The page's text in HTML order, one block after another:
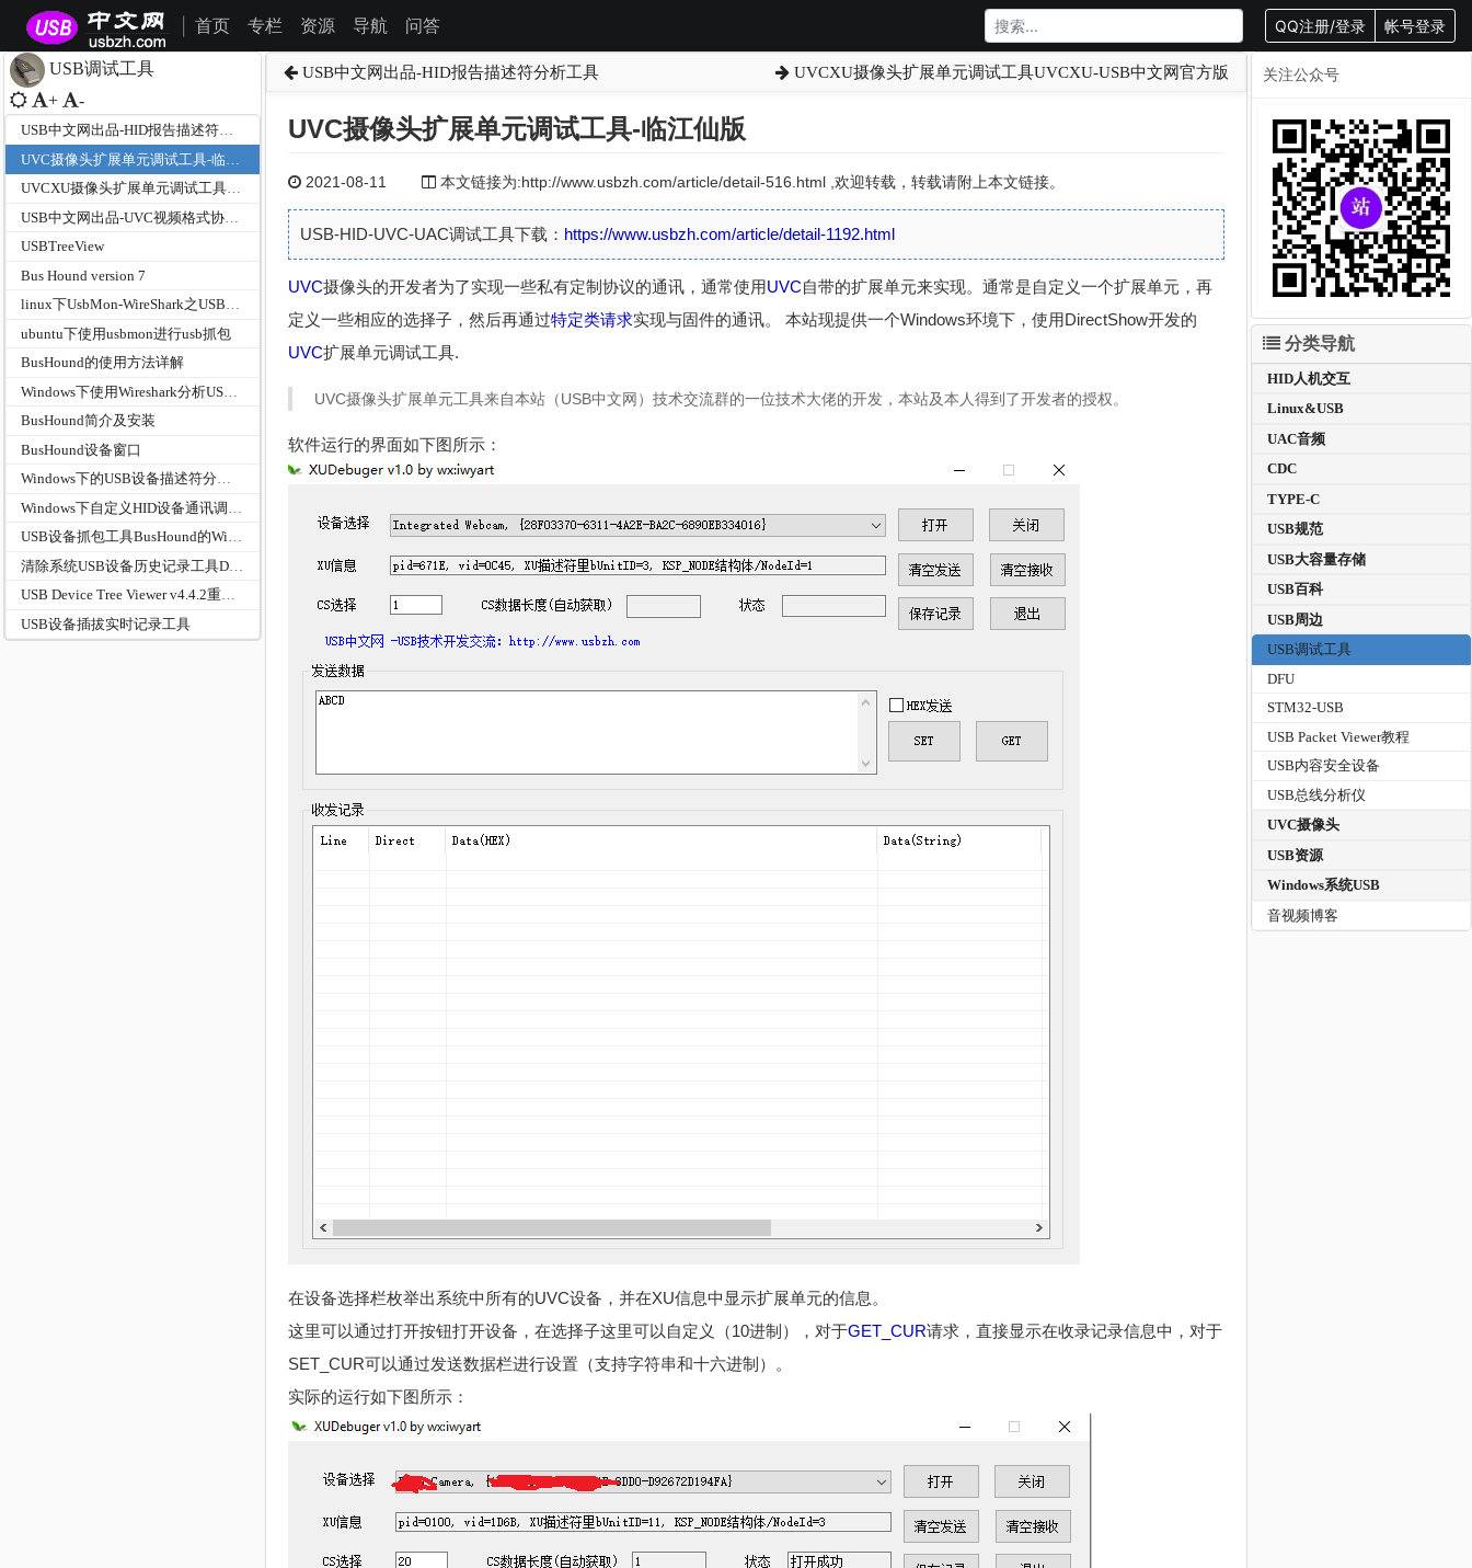
首页 专栏 资源 导航 问答 QQ注册/登录 帐号登录
USB调试工具
+ -
USB中文网出品-HID报告描述符分析工具
UVCXU摄像头扩展单元调试工具UVCXU-USB中文网官方版
USBTreeView
Bus Hound version 7
linux下UsbMon-WireShark之USB协议抓取分析
ubuntu下使用usbmon进行usb抓包
BusHound的使用方法详解
BusHound简介及安装
BusHound设备窗口
Windows下的USB设备描述符分析工具-UsbTreeView
USB设备抓包工具BusHound的Windows驱动抓包
USB Device Tree Viewer v4.4.2重大更新
USB设备插拔实时记录工具
USB中文网出品-HID报告描述符分析工具 UVCXU摄像头扩展单元调试工具UVCXU-USB中文网官方版
UVC摄像头扩展单元调试工具-临江仙版
2021-08-11 本文链接为:http://www.usbzh.com/article/detail-516.html ,欢迎转载，转载请附上本文链接。
USB-HID-UVC-UAC调试工具下载： https://www.usbzh.com/article/detail-1192.html
UVC摄像头的开发者为了实现一些私有定制协议的通讯，通常使用UVC自带的扩展单元来实现。通常是自定义一个扩展单元，再
定义一些相应的选择子，然后再通过特定类请求实现与固件的通讯。 本站现提供一个Windows环境下，使用DirectShow开发的
UVC扩展单元调试工具.
UVC摄像头扩展单元工具来自本站（USB中文网）技术交流群的一位技术大佬的开发，本站及本人得到了开发者的授权。
软件运行的界面如下图所示：
在设备选择栏枚举出系统中所有的UVC设备，并在XU信息中显示扩展单元的信息。
这里可以通过打开按钮打开设备，在选择子这里可以自定义（10进制），对于GET_CUR请求，直接显示在收录记录信息中，对于
SET_CUR可以通过发送数据栏进行设置（支持字符串和十六进制）。
实际的运行如下图所示：
关注公众号
分类导航
HID人机交互
Linux&USB
UAC音频
CDC
TYPE-C
USB规范
USB大容量存储
USB百科
USB周边
USB调试工具
DFU
STM32-USB
USB Packet Viewer教程
USB内容安全设备
USB总线分析仪
UVC摄像头
USB资源
Windows系统USB
音视频博客